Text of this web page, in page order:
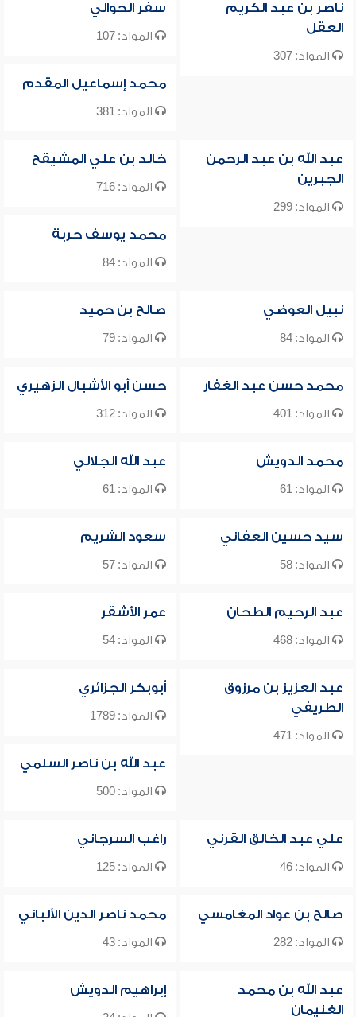
ناصر بن عبد الكريم
العقل
المواد: 307
سفر الحوالي
المواد: 107
محمد إسماعيل المقدم
المواد: 381
عبد الله بن عبد الرحمن
الجبرين
المواد: 299
خالد بن علي المشيقح
المواد: 716
محمد يوسف حربة
المواد: 84
نبيل العوضي
المواد: 84
صالح بن حميد
المواد: 79
محمد حسن عبد الغفار
المواد: 401
حسن أبو الأشبال الزهيري
المواد: 312
محمد الدويش
المواد: 61
عبد الله الجلالي
المواد: 61
سيد حسين العفاني
المواد: 58
سعود الشريم
المواد: 57
عبد الرحيم الطحان
المواد: 468
عمر الأشقر
المواد: 54
عبد العزيز بن مرزوق
الطريفي
المواد: 471
أبوبكر الجزائري
المواد: 1789
عبد الله بن ناصر السلمي
المواد: 500
علي عبد الخالق القرني
المواد: 46
راغب السرجاني
المواد: 125
صالح بن عواد المغامسي
المواد: 282
محمد ناصر الدين الألباني
المواد: 43
عبد الله بن محمد
الغنيمان
إبراهيم الدويش